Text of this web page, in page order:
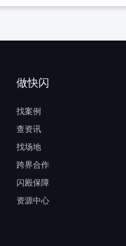
做快闪
找案例
查资讯
找场地
跨界合作
闪殿保障
资源中心